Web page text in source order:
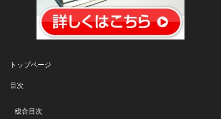
トップページ
目次
総合目次